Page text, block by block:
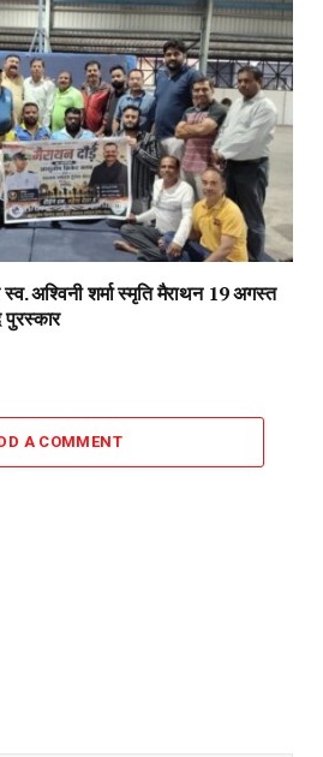
अश्विनी शर्मा स्मृति मैराथन 19 अगस्त
A COMMENT